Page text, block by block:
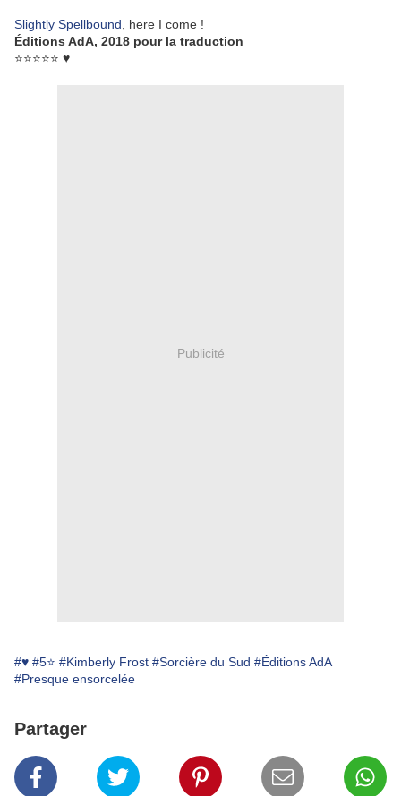
Slightly Spellbound , here I come !
Éditions AdA, 2018 pour la traduction
⭐⭐⭐⭐⭐ ♥
Publicité
#♥ #5⭐ #Kimberly Frost #Sorcière du Sud #Éditions AdA
#Presque ensorcelée
Partager